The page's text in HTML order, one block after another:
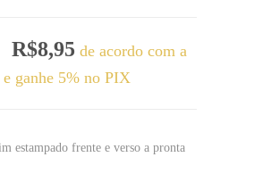
R$8,95 de acordo com a
e ganhe 5% no PIX
estampado frente e verso a pronta